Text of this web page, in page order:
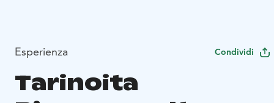
Esperienza Condividi
Tarinoita